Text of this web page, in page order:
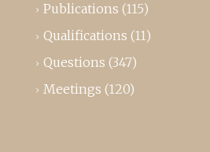
Publications (115)
Qualifications (11)
Questions (347)
Meetings (120)